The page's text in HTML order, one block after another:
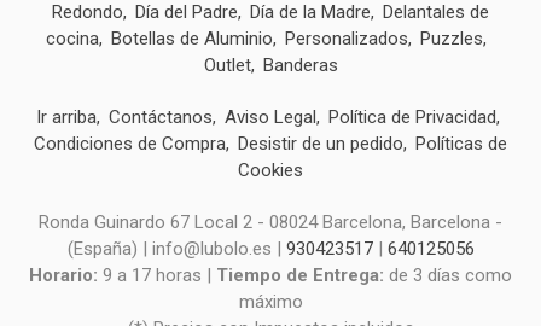
Redondo
Día del Padre Día de la Madre
Delantales de
cocina Botellas de Aluminio Personalizados
Puzzles
Outlet Banderas
Ir arriba Contáctanos Aviso Legal
Política de Privacidad
Condiciones de Compra Desistir de un pedido
Políticas de
Cookies
Ronda Guinardo 67 Local 2 - 08024 Barcelona, Barcelona -
(España) | info@lubolo.es | 930423517| 640125056
Horario: 9 a 17 horas | Tiempo de Entrega: de 3 días como
máximo